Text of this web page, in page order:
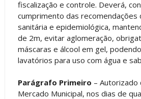
fiscalização e controle. Deverá,
cumprimento das recomendações
sanitária e epidemiológica,
de 2m, evitar aglomeração,
máscaras e álcool em gel,
lavatórios para uso com água e
Parágrafo Primeiro – Autorizado
Mercado Municipal, nos dias de